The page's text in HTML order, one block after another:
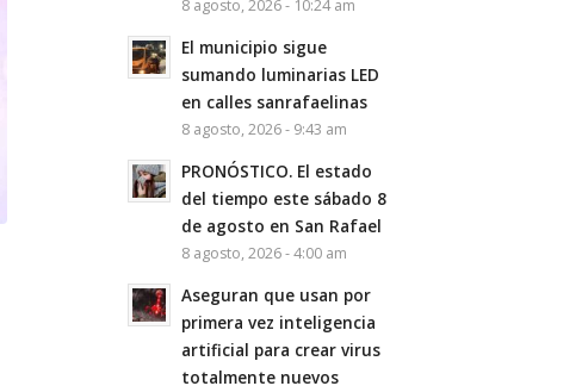
8 agosto, 2026 - 10:24 am
El municipio sigue
sumando luminarias LED
en calles sanrafaelinas
8 agosto, 2026 - 9:43 am
PRONÓSTICO. El estado
del tiempo este sábado 8
de agosto en San Rafael
8 agosto, 2026 - 4:00 am
Aseguran que usan por
primera vez inteligencia
artificial para crear virus
totalmente nuevos